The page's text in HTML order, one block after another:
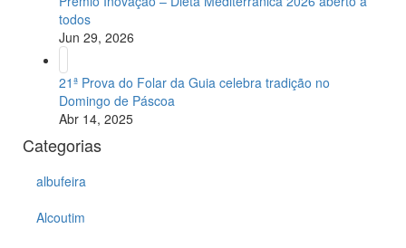
todos
Jun 29, 2026
21ª Prova do Folar da Guia celebra tradição no
Domingo de Páscoa
Abr 14, 2025
Categorias
albufeira
Alcoutim